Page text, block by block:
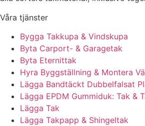
Våra tjänster
Bygga Takkupa & Vindskupa
Byta Carport- & Garagetak
Byta Eternittak
Hyra Byggställning & Montera
Lägga Bandtäckt Dubbelfalsat
Lägga EPDM Gummiduk: Tak &
Lägga Tak
Lägga Takpapp & Shingeltak